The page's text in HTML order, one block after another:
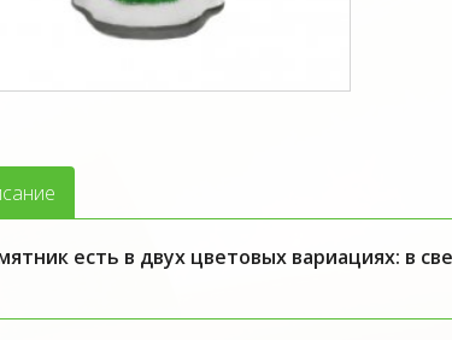
есть в двух цветовых вариациях: в